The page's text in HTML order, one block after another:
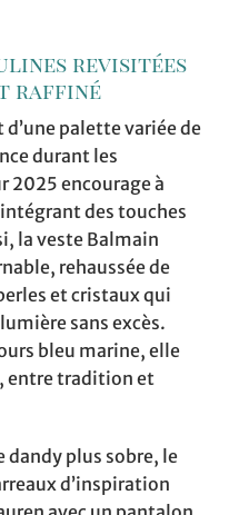
revisitées
raffiné
palette variée de
durant les
2025 encourage à
des touches
la veste Balmain
rehaussée de
et cristaux qui
sans excès.
bleu marine, elle
entre tradition et
plus sobre, le
d’inspiration